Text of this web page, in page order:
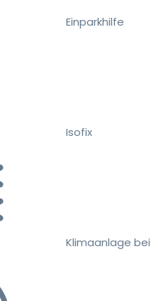
Einparkhilfe
Isofix
Klimaanlage bei